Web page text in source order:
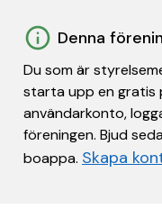
Denna
Du som är
starta upp en gratis
användarkonto,
föreningen. Bjud
boappa. Skapa